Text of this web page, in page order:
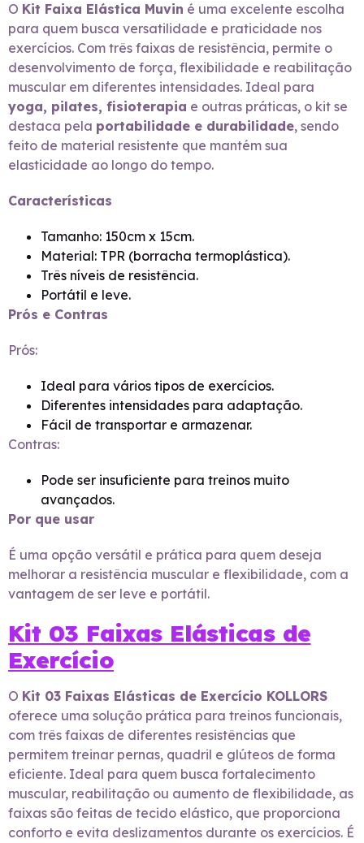
O Kit Faixa Elástica Muvin é uma excelente escolha
para quem busca versatilidade e praticidade nos
exercícios. Com três faixas de resistência, permite o
desenvolvimento de força, flexibilidade e reabilitação
muscular em diferentes intensidades. Ideal para
yoga, pilates, fisioterapia e outras práticas, o kit se
destaca pela portabilidade e durabilidade, sendo
feito de material resistente que mantém sua
elasticidade ao longo do tempo.
Características
Tamanho: 150cm x 15cm.
Material: TPR (borracha termoplástica).
Três níveis de resistência.
Portátil e leve.
Prós e Contras
Prós:
Ideal para vários tipos de exercícios.
Diferentes intensidades para adaptação.
Fácil de transportar e armazenar.
Contras:
Pode ser insuficiente para treinos muito
avançados.
Por que usar
É uma opção versátil e prática para quem deseja
melhorar a resistência muscular e flexibilidade, com a
vantagem de ser leve e portátil.
Kit 03 Faixas Elásticas de
Exercício
O Kit 03 Faixas Elásticas de Exercício KOLLORS
oferece uma solução prática para treinos funcionais,
com três faixas de diferentes resistências que
permitem treinar pernas, quadril e glúteos de forma
eficiente. Ideal para quem busca fortalecimento
muscular, reabilitação ou aumento de flexibilidade, as
faixas são feitas de tecido elástico, que proporciona
conforto e evita deslizamentos durante os exercícios. É